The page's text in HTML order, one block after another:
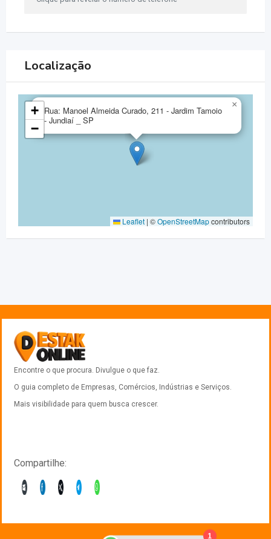
Localização
Rua: Manoel Almeida Curado, 211 - Jardim Tamoio
- Jundiaí _ SP
×
+
−
Leaflet | ©OpenStreetMapcontributors
Encontre o que procura. Divulgue o que faz.
O guia completo de Empresas, Comércios, Indústrias e Serviços.
Mais visibilidade para quem busca crescer.
Compartilhe:
Anuncie com a gente?